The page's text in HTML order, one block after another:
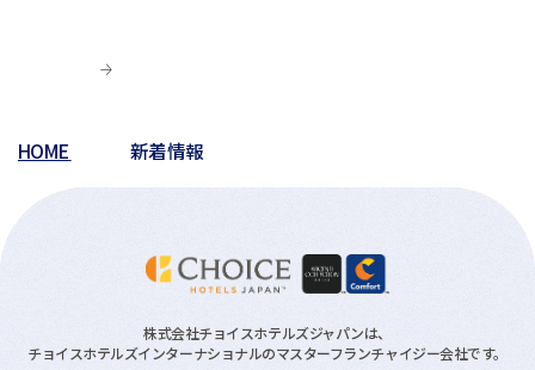
HOME 新着情報
株式会社チョイスホテルズジャパンは、
チョイスホテルズインターナショナルのマスターフランチャイジー会社です。